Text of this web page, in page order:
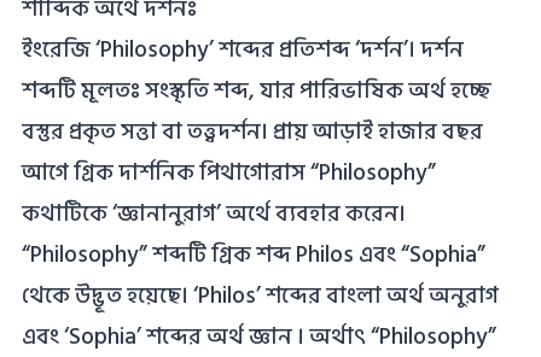
শাব্দিক অর্থে দর্শনঃ
ইংরেজি ‘Philosophy’ শব্দের প্রতিশব্দ ‘দর্শন’। দর্শন
শব্দটি মূলতঃ সংস্কৃতি শব্দ, যার পারিভাষিক অর্থ হচ্ছে
বস্তুর প্রকৃত সত্তা বা তত্ত্বদর্শন। প্রায় আড়াই হাজার বছর
আগে গ্রিক দার্শনিক পিথাগােরাস “Philosophy”
কথাটিকে ‘জ্ঞানানুরাগ’ অর্থে ব্যবহার করেন।
“Philosophy” শব্দটি গ্রিক শব্দ Philos এবং “Sophia”
থেকে উদ্ভূত হয়েছে। ‘Philos’ শব্দের বাংলা অর্থ অনুরাগ
এবং ‘Sophia’ শব্দের অর্থ জ্ঞান । অর্থাৎ “Philosophy”